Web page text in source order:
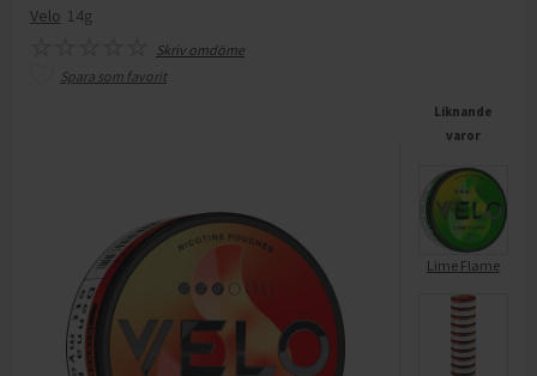
Velo 14g
Skriv omdöme
Spara som favorit
Liknande
varor
Lime Flame